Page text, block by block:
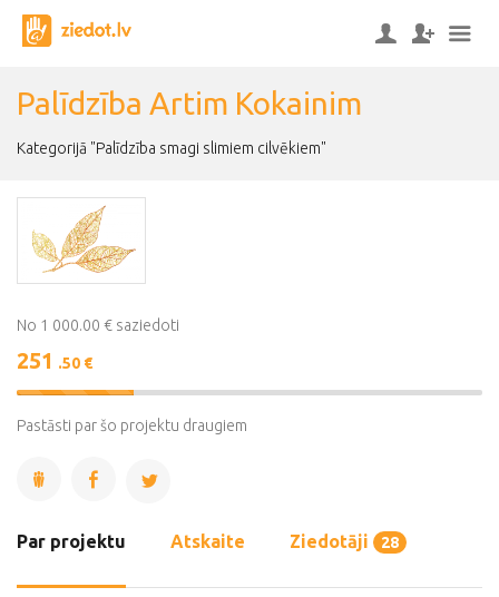
Palīdzība Artim Kokainim
Kategorijā "Palīdzība smagi slimiem cilvēkiem"
No 1 000.00 € saziedoti
251 .50 €
25%
Complete
Pastāsti par šo projektu draugiem
Par projektu Atskaite Ziedotāji 28